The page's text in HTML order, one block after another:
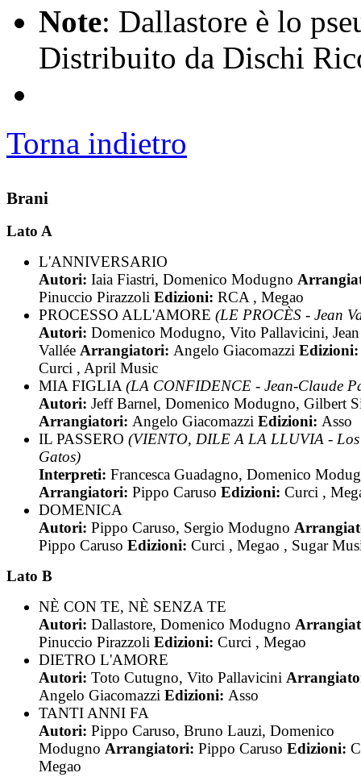
Note: Dallastore è lo
Distribuito da Dischi
Torna indietro
Brani
Lato A
L'ANNIVERSARIO
Autori: Iaia Fiastri, Domenico Modugno
Pinuccio Pirazzoli Edizioni: RCA , Megao
PROCESSO ALL'AMORE (LE PROCÈS - Jean
Autori: Domenico Modugno, Vito Pallavicini, Jean
Vallée Arrangiatori: Angelo Giacomazzi Edizioni:
Curci , April Music
MIA FIGLIA(LA CONFIDENCE - Jean-Claude
Autori: Jeff Barnel, Domenico Modugno, Gilbert
Arrangiatori: Angelo Giacomazzi Edizioni: Asso
IL PASSERO (VIENTO, DILE A LA LLUVIA - Los
Gatos)
Interpreti: Francesca Guadagno, Domenico
Arrangiatori: Pippo Caruso Edizioni: Curci ,
DOMENICA
Autori: Pippo Caruso, Sergio Modugno
Pippo Caruso Edizioni: Curci , Megao , Sugar
Lato B
NÈ CON TE, NÈ SENZA TE
Autori: Dallastore, Domenico Modugno
Pinuccio Pirazzoli Edizioni: Curci , Megao
DIETRO L'AMORE
Autori: Toto Cutugno, Vito Pallavicini
Angelo Giacomazzi Edizioni: Asso
TANTI ANNI FA
Autori: Pippo Caruso, Bruno Lauzi, Domenico
Modugno Arrangiatori: Pippo Caruso Edizioni:
Megao